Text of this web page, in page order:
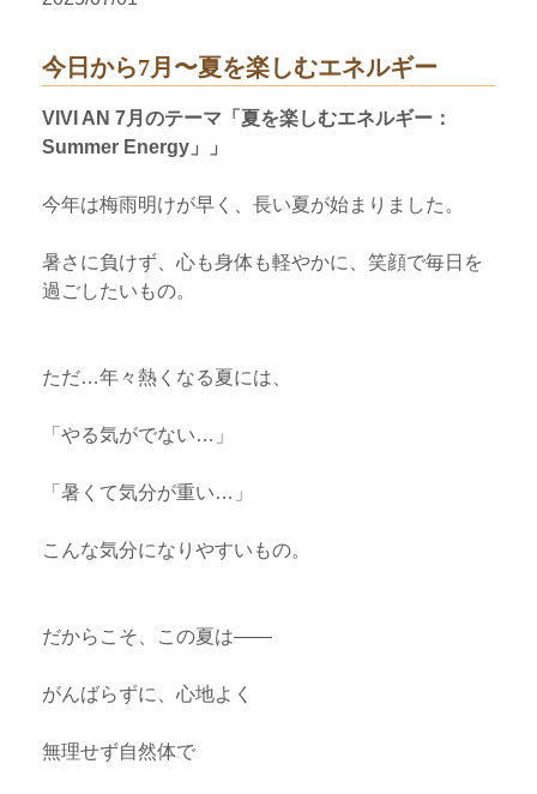
今日から7月〜夏を楽しむエネルギー
VIVI AN 7月のテーマ「夏を楽しむエネルギー：
Summer Energy」」
今年は梅雨明けが早く、長い夏が始まりました。
暑さに負けず、心も身体も軽やかに、笑顔で毎日を
過ごしたいもの。
ただ…年々熱くなる夏には、
「やる気がでない…」
「暑くて気分が重い…」
こんな気分になりやすいもの。
だからこそ、この夏は——
がんばらずに、心地よく
無理せず自然体で